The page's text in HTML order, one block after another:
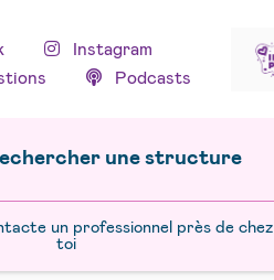
Instagram
Podcasts
une structure
un professionnel près de chez
toi